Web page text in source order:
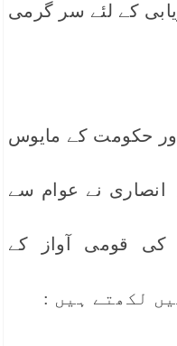
کے لئے سر گرمی
ٔاور حکومت کے مایوس
انصاری نے عوام سے
کی قومی آواز کے